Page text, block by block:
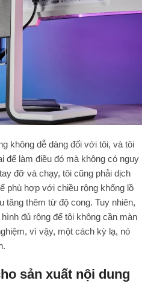
không dễ dàng đối với tôi, và tôi
làm điều đó mà không có nguy
đỡ và chạy, tôi cũng phải dịch
phù hợp với chiều rộng khổng lồ
tăng thêm từ độ cong. Tuy nhiên,
đủ rộng để tôi không cần màn
vì vậy, một cách kỳ lạ, nó
sản xuất nội dung